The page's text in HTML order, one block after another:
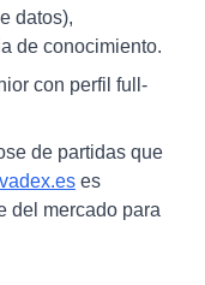
datos),
de conocimiento.
con perfil full-
de partidas que
es
del mercado para